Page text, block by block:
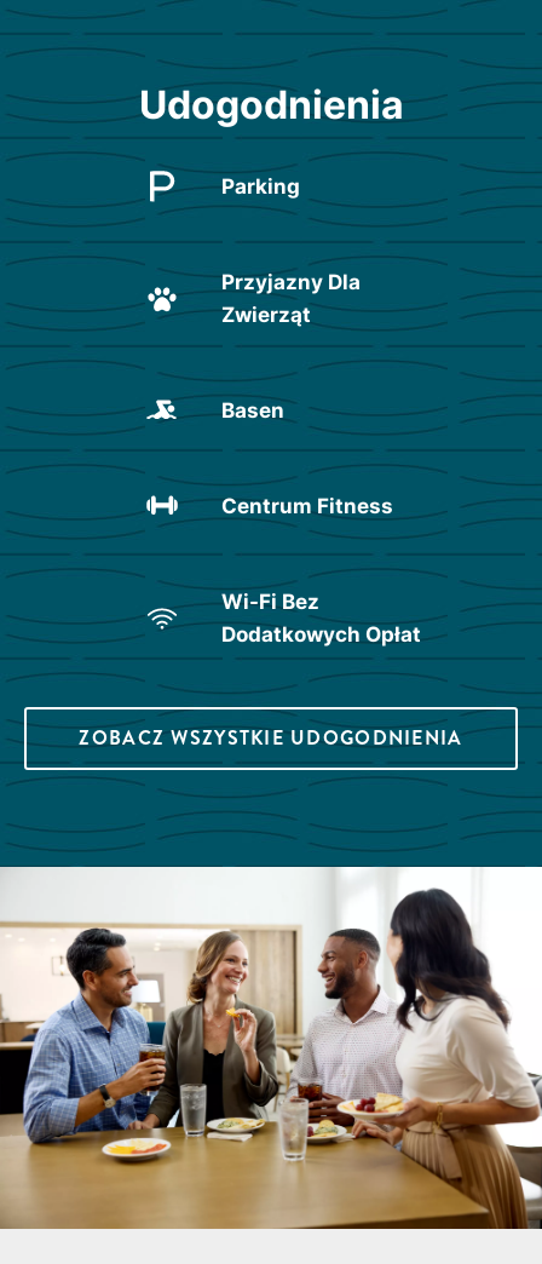
Udogodnienia
Parking
Przyjazny Dla
Zwierząt
Basen
Centrum Fitness
Wi-Fi Bez
Dodatkowych Opłat
ZOBACZ WSZYSTKIE UDOGODNIENIA